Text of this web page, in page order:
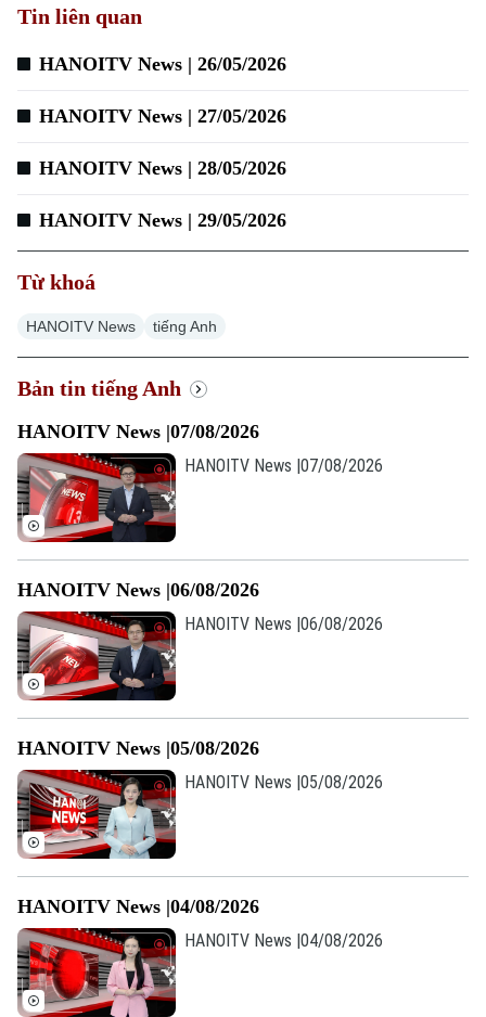
Xu hướng
Tin liên quan
HANOITV News | 26/05/2026
HANOITV News | 27/05/2026
HANOITV News | 28/05/2026
HANOITV News | 29/05/2026
Từ khoá
HANOITV News tiếng Anh
Bản tin tiếng Anh
HANOITV News |07/08/2026
HANOITV News |07/08/2026
HANOITV News |06/08/2026
HANOITV News |06/08/2026
HANOITV News |05/08/2026
HANOITV News |05/08/2026
HANOITV News |04/08/2026
HANOITV News |04/08/2026